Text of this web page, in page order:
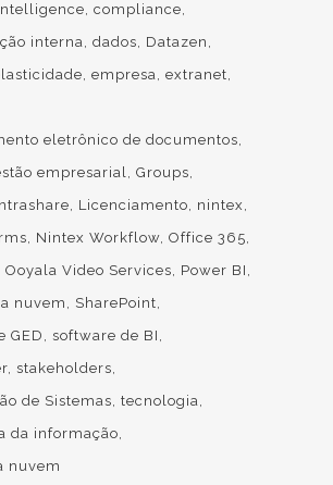
compliance
interna
dados
Datazen
empresa extranet
eletrônico de documentos
empresarial Groups
Licenciamento
nintex
Nintex Workflow Office 365
Ooyala Video Services
Power BI
nuvem
SharePoint
GED
software de BI
stakeholders
de Sistemas tecnologia
da informação
nuvem